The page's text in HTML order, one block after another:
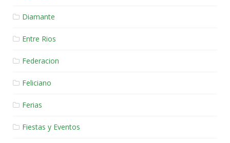
Diamante
Entre Rios
Federacion
Feliciano
Ferias
Fiestas y Eventos